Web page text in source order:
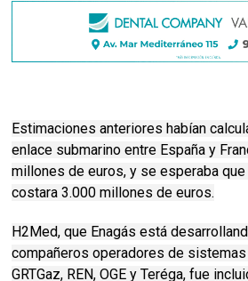
Estimaciones anteriores habían
enlace submarino entre España y
millones de euros, y se esperaba
costara 3.000 millones de euros.
H2Med, que Enagás está
compañeros operadores de
GRTGaz, REN, OGE y Teréga, fue